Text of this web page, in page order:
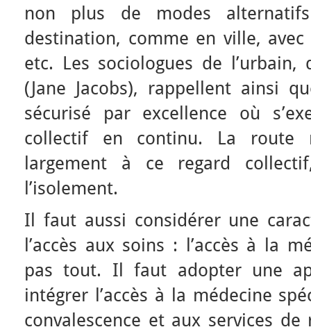
non plus de modes
destination, comme en ville,
etc. Les sociologues de l’urbain,
(Jane Jacobs), rappellent ainsi
sécurisé par excellence où
collectif en continu. La route
largement à ce regard
l’isolement.
Il faut aussi considérer une
l’accès aux soins : l’accès à la
pas tout. Il faut adopter une
intégrer l’accès à la médecine
convalescence et aux services